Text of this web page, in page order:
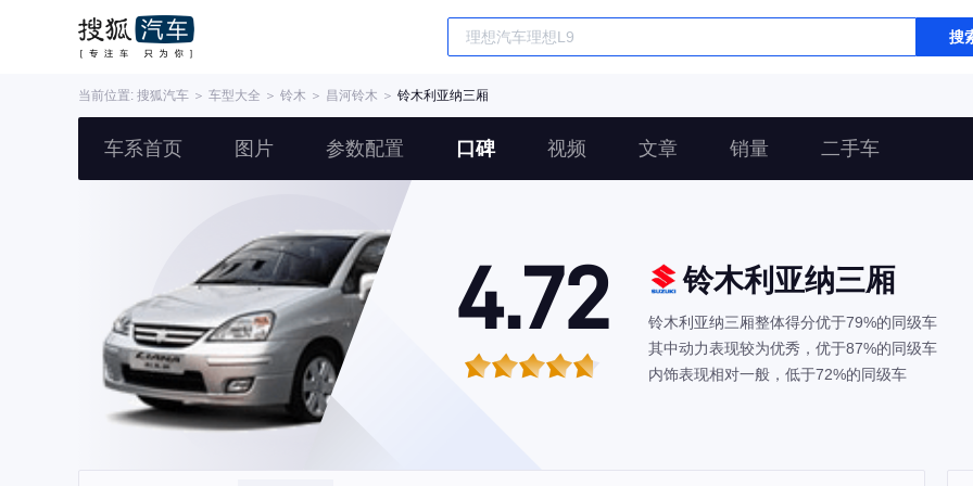
搜
当前位置: 搜狐汽车 ＞ 车型大全 ＞ 铃木 ＞ 昌河铃木 ＞ 铃木利亚纳三厢
车系首页 图片 参数配置 口碑 视频 文章 销量 二手车
4.72 铃木利亚纳三厢
铃木利亚纳三厢整体得分优于79%的同级车
其中动力表现较为优秀，优于87%的同级车
内饰表现相对一般，低于72%的同级车